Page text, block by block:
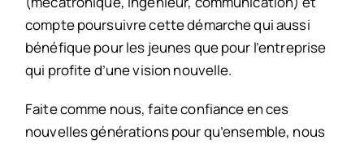
compte poursuivre cette démarche qui aussi
bénéfique pour les jeunes que pour l’entreprise
qui profite d’une vision nouvelle.
Faite comme nous, faite confiance en ces
nouvelles générations pour qu’ensemble, nous